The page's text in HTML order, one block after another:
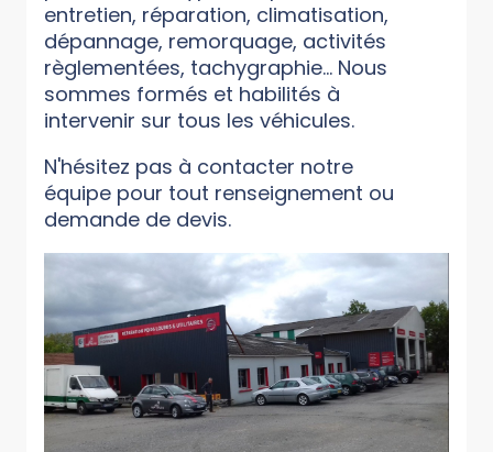
entretien, réparation, climatisation,
dépannage, remorquage, activités
règlementées, tachygraphie... Nous
sommes formés et habilités à
intervenir sur tous les véhicules.
N'hésitez pas à contacter notre
équipe pour tout renseignement ou
demande de devis.